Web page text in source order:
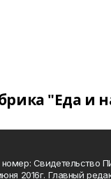
"Еда и
номер: Свидетельство
2016г. Главный